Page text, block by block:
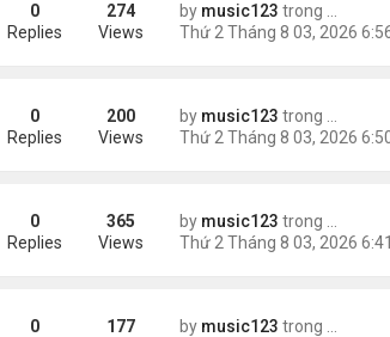
by music123 trong
0
Replies
274
Views
by music123 trong
0
Replies
200
Views
by music123 trong
0
Replies
365
Views
by music123 trong
0 177